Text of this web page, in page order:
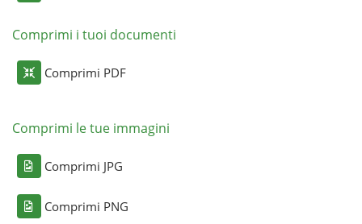
Comprimi i tuoi documenti
Comprimi PDF
Comprimi le tue immagini
Comprimi JPG
Comprimi PNG